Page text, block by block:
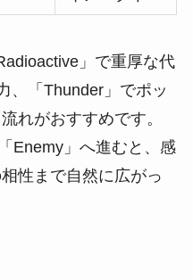
」で重厚な代
、「Thunder」でポッ
れがおすすめです。
Enemy」へ進むと、感
性まで自然に広がっ